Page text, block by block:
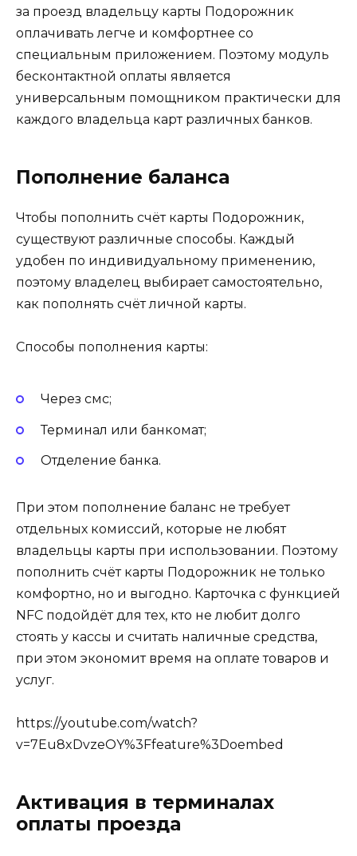
за проезд владельцу карты Подорожник
оплачивать легче и комфортнее со
специальным приложением. Поэтому модуль
бесконтактной оплаты является
универсальным помощником практически для
каждого владельца карт различных банков.
Пополнение баланса
Чтобы пополнить счёт карты Подорожник,
существуют различные способы. Каждый
удобен по индивидуальному применению,
поэтому владелец выбирает самостоятельно,
как пополнять счёт личной карты.
Способы пополнения карты:
Через смс;
Терминал или банкомат;
Отделение банка.
При этом пополнение баланс не требует
отдельных комиссий, которые не любят
владельцы карты при использовании. Поэтому
пополнить счёт карты Подорожник не только
комфортно, но и выгодно. Карточка с функцией
NFC подойдёт для тех, кто не любит долго
стоять у кассы и считать наличные средства,
при этом экономит время на оплате товаров и
услуг.
https://youtube.com/watch?
v=7Eu8xDvzeOY%3Ffeature%3Doembed
Активация в терминалах
оплаты проезда